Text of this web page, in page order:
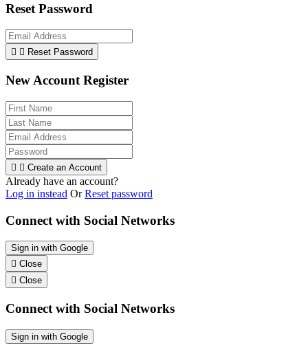
Reset Password
  Reset Password
New Account Register
  Create an Account
Already have an account?
Log in instead OrReset password
Connect with Social Networks
Sign in with Google
 Close
 Close
Connect with Social Networks
Sign in with Google